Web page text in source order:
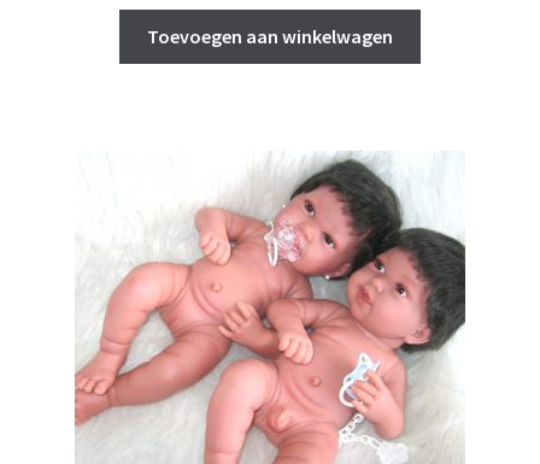
was:
€ 165,90.
is:
€ 150,00.
Toevoegen aan winkelwagen